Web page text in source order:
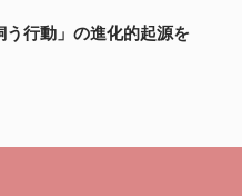
行動」の進化的起源を